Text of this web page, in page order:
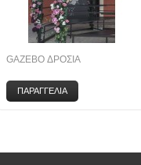
GAZEBO ΔΡΟΣΙΑ
ΠΑΡΑΓΓΕΛΙΑ